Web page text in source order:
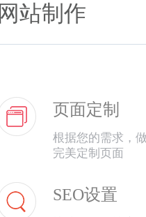
网站制作
页面定制
根据您的需求，
完美定制页面
SEO设置